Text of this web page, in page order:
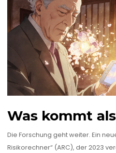
Was kommt
Die Forschung geht weiter. Ein
Risikorechner“ (ARC), der 2023